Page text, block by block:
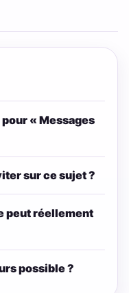
« Messages
sur ce sujet ?
peut réellement
possible ?